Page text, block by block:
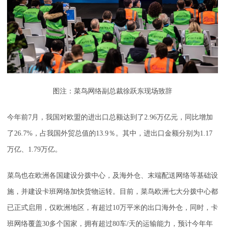
图注：菜鸟网络副总裁徐跃东现场致辞
今年前7月，我国对欧盟的进出口总额达到了2.96万亿元，同比增加
了26.7%，占我国外贸总值的13.9％。其中，进出口金额分别为1.17
万亿、1.79万亿。
菜鸟也在欧洲各国建设分拨中心，及海外仓、末端配送网络等基础设
施，并建设卡班网络加快货物运转。目前，菜鸟欧洲七大分拨中心都
已正式启用，仅欧洲地区，有超过10万平米的出口海外仓，同时，卡
班网络覆盖30多个国家，拥有超过80车/天的运输能力，预计今年年